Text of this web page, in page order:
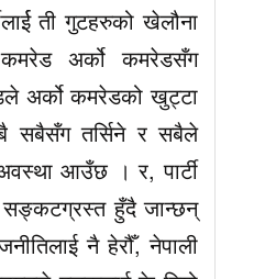
ती गुटहरुको खेलौना
अर्को कमरेडसँग
अर्को कमरेडको खुट्टा
सबैसँग तर्सिने र सबैले
आउँछ । र, पार्टी
हुँदै जान्छन्
नै हेरौँ, नेपाली